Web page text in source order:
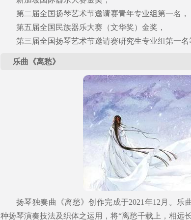
第二届全国扬琴艺术节邀请赛青年专业组第一名，
第五届全国民族器乐大赛（文华奖）金奖，
第三届全国扬琴艺术节邀请赛研究生专业组第一名
乐曲《离愁》
扬琴独奏曲《离愁》创作完成于2021年12月。乐
种扬琴演奏技法及织体之运用，将“离愁千载上，相远